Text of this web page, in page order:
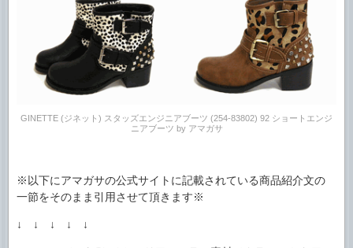
GINETTE (ジネット) スタッズエンジニアブーツ (254-83802) 92 ショートエンジ
ニアブーツ by アマガサ
※以下にアマガサの公式サイトに記載されている商品紹介文の
一節をそのまま引用させて頂きます※
↓ ↓ ↓ ↓ ↓